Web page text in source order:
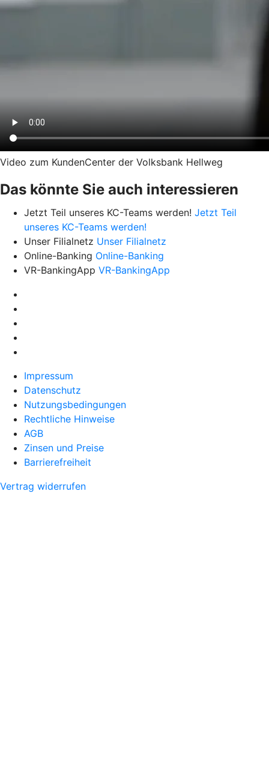
Video zum KundenCenter der Volksbank Hellweg
Das könnte Sie auch interessieren
Jetzt Teil unseres KC-Teams werden! Jetzt Teil
unseres KC-Teams werden!
Unser Filialnetz Unser Filialnetz
Online-Banking Online-Banking
VR-BankingApp VR-BankingApp
Impressum
Datenschutz
Nutzungsbedingungen
Rechtliche Hinweise
AGB
Zinsen und Preise
Barrierefreiheit
Vertrag widerrufen